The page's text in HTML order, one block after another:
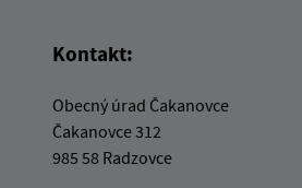
Kontakt:
Obecný úrad Čakanovce
Čakanovce 312
985 58 Radzovce